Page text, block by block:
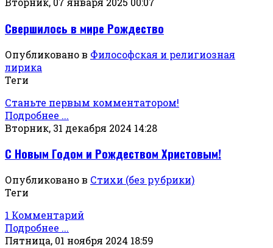
Свершилось в мире Рождество
Опубликовано в Философская и религиозная
лирика
Теги
Станьте первым комментатором!
Подробнее ...
Вторник, 31 декабря 2024 14:28
С Новым Годом и Рождеством Христовым!
Опубликовано в Стихи (без рубрики)
Теги
1 Комментарий
Подробнее ...
Пятница, 01 ноября 2024 18:59